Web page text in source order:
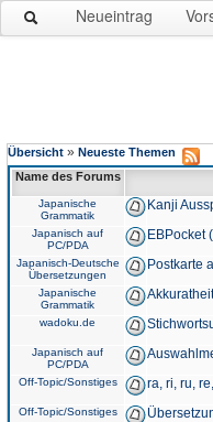
Neueintrag
Übersicht » Neueste Themen
Name des Forums
Japanische
Grammatik
Kanji
Japanisch auf
PC/PDA
EBPocket
Japanisch-Deutsche
Übersetzungen
Postkarte
Japanische
Grammatik
wadoku.de
Japanisch auf
PC/PDA
Off-Topic/Sonstiges ra, ri, ru,
Off-Topic/Sonstiges